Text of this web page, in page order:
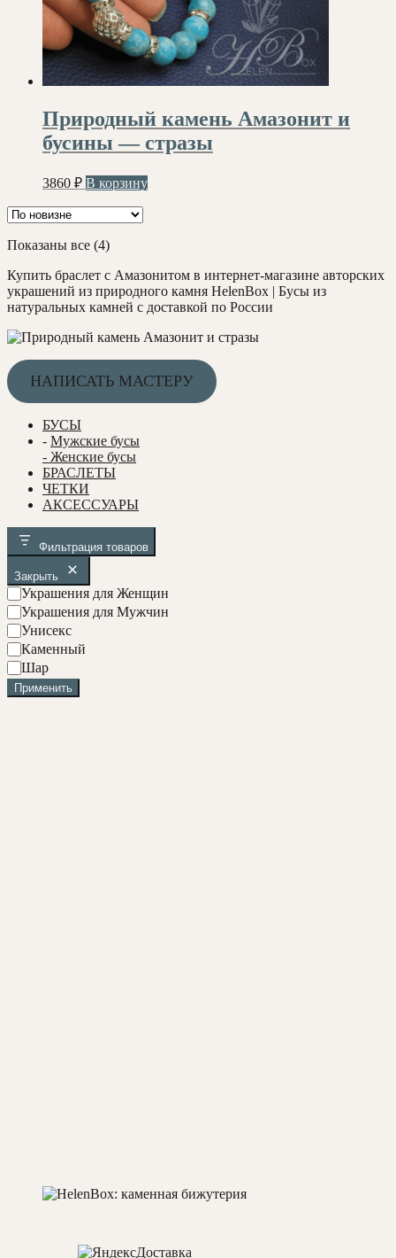
Природный камень Амазонит и
бусины — стразы
3860 ₽ В корзину
Показаны все (4)Сортировка:
недавние
Купить браслет с Амазонитом в интернет-магазине авторских
украшений из природного камня HelenBox | Бусы из
натуральных камней с доставкой по России
НАПИСАТЬ МАСТЕРУ
БУСЫ
- Мужские бусы
- Женские бусы
БРАСЛЕТЫ
ЧЕТКИ
АКСЕССУАРЫ
Фильтрация товаров
Закрыть
У
к
р
а
ш
е
Украшения для Женщин
Украшения для Мужчин
Унисекс
С
о
с
т
Каменный
Ф
о
р
Шар
Применить